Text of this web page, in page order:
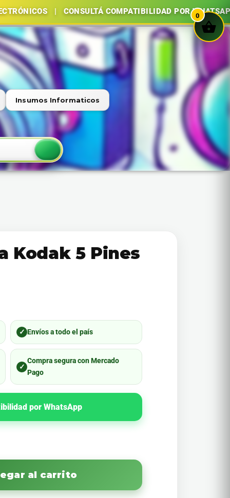
| CONSULTÁ COMPATIBILIDAD POR WHATSAPP |
Insumos Informaticos
Kodak 5 Pines
✓ Envíos a todo el país
✓
Compra segura con Mercado
Pago
por WhatsApp
al carrito
0